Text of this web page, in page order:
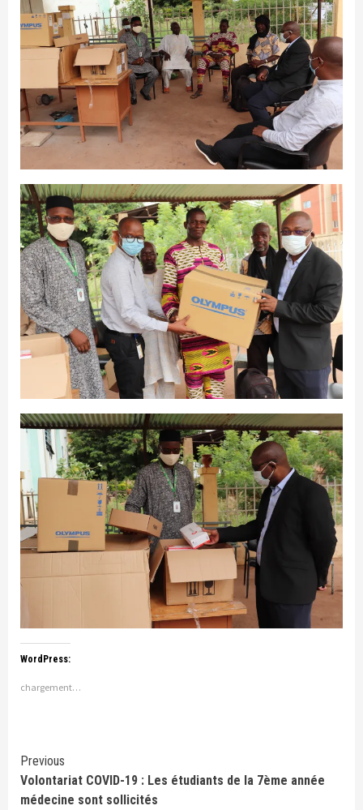
WordPress:
chargement…
Continue
Reading
Previous
Volontariat COVID-19 : Les étudiants de la 7ème année
médecine sont sollicités